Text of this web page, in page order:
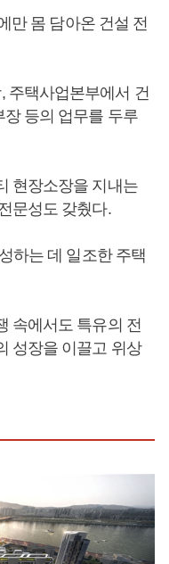
만 몸 담아온 건설 전
주택사업본부에서 건
등의 업무를 두루
현장소장을 지내는
문성도 갖췄다.
하는 데 일조한 주택
속에서도 특유의 전
성장을 이끌고 위상